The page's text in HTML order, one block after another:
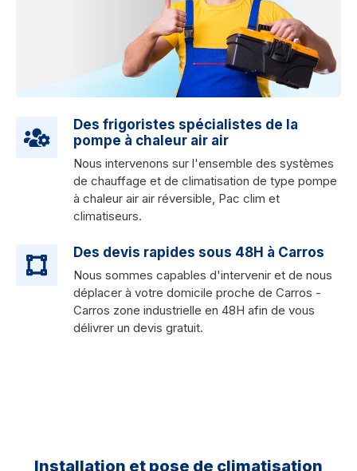
Des frigoristes spécialistes de la
pompe à chaleur air air
Nous intervenons sur l'ensemble des systèmes
de chauffage et de climatisation de type pompe
à chaleur air air réversible, Pac clim et
climatiseurs.
Des devis rapides sous 48H à Carros
Nous sommes capables d'intervenir et de nous
déplacer à votre domicile proche de Carros -
Carros zone industrielle en 48H afin de vous
délivrer un devis gratuit.
Installation et pose de climatisation